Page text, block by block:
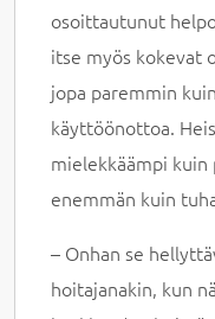
osoittautunut
itse myös kokevat
jopa paremmin
käyttöönottoa.
mielekkäämpi
enemmän kuin
– Onhan se
hoitajanakin, kun